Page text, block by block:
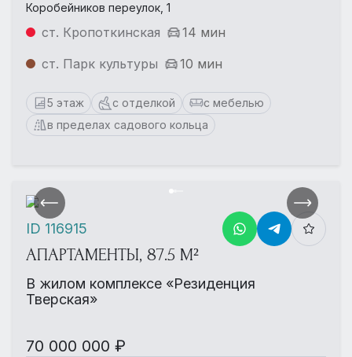
Коробейников переулок, 1
ст. Кропоткинская
14 мин
ст. Парк культуры
10 мин
5 этаж с отделкой
с мебелью
в пределах садового кольца
АПАРТАМЕНТЫ, 87.5 М²
В жилом комплексе «Резиденция
Тверская»
70 000 000 ₽
ID 116915